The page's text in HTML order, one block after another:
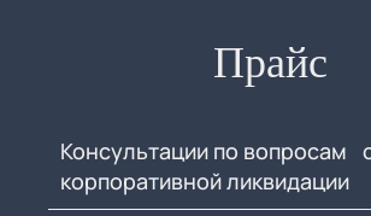
Прайс
Консультации по вопросам
корпоративной ликвидации